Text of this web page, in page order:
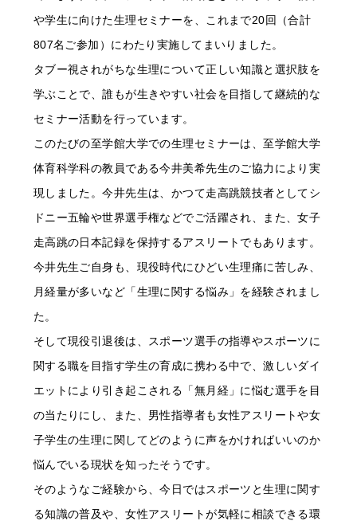
や学生に向けた生理セミナーを、これまで20回（合計
807名ご参加）にわたり実施してまいりました。
タブー視されがちな生理について正しい知識と選択肢を
学ぶことで、誰もが生きやすい社会を目指して継続的な
セミナー活動を行っています。
このたびの至学館大学での生理セミナーは、至学館大学
体育科学科の教員である今井美希先生のご協力により実
現しました。今井先生は、かつて走高跳競技者としてシ
ドニー五輪や世界選手権などでご活躍され、また、女子
走高跳の日本記録を保持するアスリートでもあります。
今井先生ご自身も、現役時代にひどい生理痛に苦しみ、
月経量が多いなど「生理に関する悩み」を経験されまし
た。
そして現役引退後は、スポーツ選手の指導やスポーツに
関する職を目指す学生の育成に携わる中で、激しいダイ
エットにより引き起こされる「無月経」に悩む選手を目
の当たりにし、また、男性指導者も女性アスリートや女
子学生の生理に関してどのように声をかければいいのか
悩んでいる現状を知ったそうです。
そのようなご経験から、今日ではスポーツと生理に関す
る知識の普及や、女性アスリートが気軽に相談できる環